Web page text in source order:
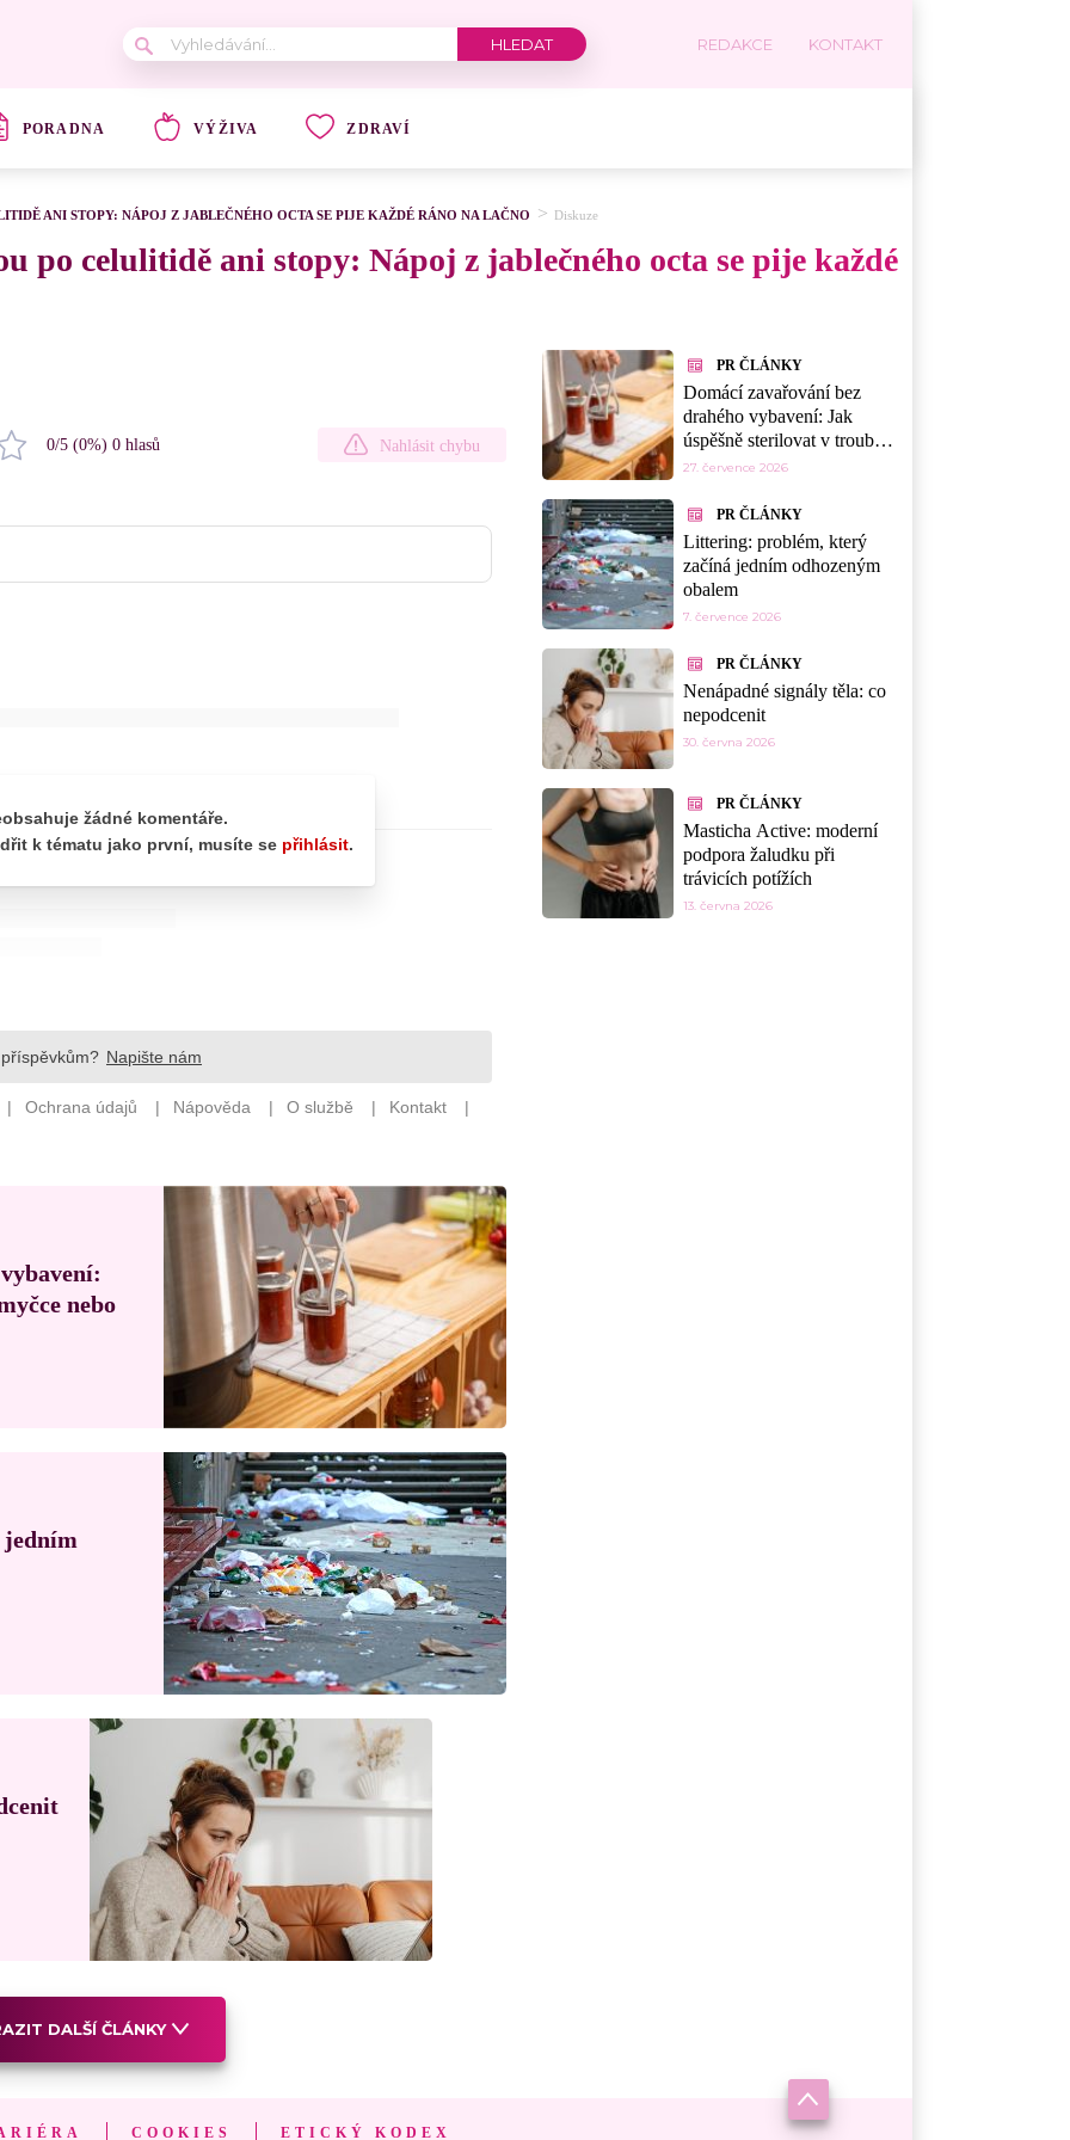
REDAKCE KONTAKT
PORADNA VÝŽIVA ZDRAVÍ
ANI STOPY: NÁPOJ Z JABLEČNÉHO OCTA SE PIJE KAŽDÉ RÁNO NA LAČNO Diskuze
po celulitidě ani stopy: Nápoj z jablečného octa se pije každé
0/5 (0%) 0 hlasů Nahlásit chybu
nebo
DALŠÍ ČLÁNKY
PR ČLÁNKY
Domácí zavařování bez
drahého vybavení: Jak
úspěšně sterilovat v troubě,
myčce nebo mikrovlnce
27. července 2026
PR ČLÁNKY
Littering: problém, který
začíná jedním odhozeným
obalem
7. července 2026
PR ČLÁNKY
Nenápadné signály těla: co
nepodcenit
30. června 2026
PR ČLÁNKY
Masticha Active: moderní
podpora žaludku při
trávicích potížích
13. června 2026
COOKIES ETICKÝ KODEX